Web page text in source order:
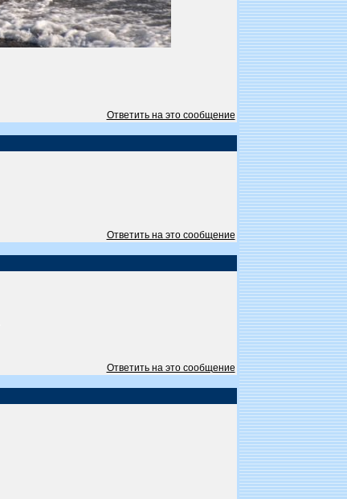
Ответить на это сообщение
Ответить на это сообщение
Ответить на это сообщение